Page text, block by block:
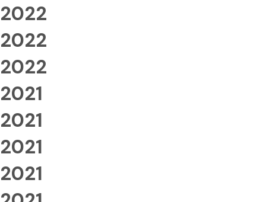
2022
2022
2022
2021
2021
2021
2021